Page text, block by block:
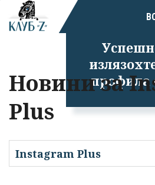
профила
Новини за
Plus